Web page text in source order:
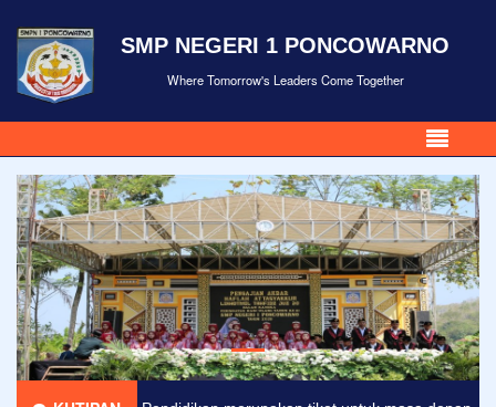
SMP NEGERI 1 PONCOWARNO
Where Tomorrow's Leaders Come Together